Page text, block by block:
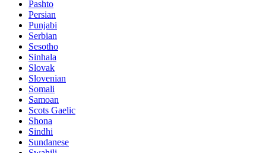
Pashto
Persian
Punjabi
Serbian
Sesotho
Sinhala
Slovak
Slovenian
Somali
Samoan
Scots Gaelic
Shona
Sindhi
Sundanese